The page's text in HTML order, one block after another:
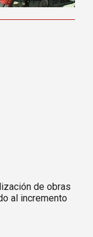
de obras
al incremento